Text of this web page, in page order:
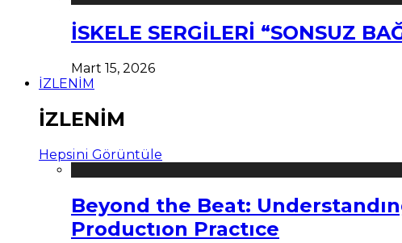
İSKELE SERGİLERİ “SONSUZ
Mart 15, 2026
İZLENİM
İZLENİM
Hepsini Görüntüle
Beyond the Beat:
Productıon Practıce